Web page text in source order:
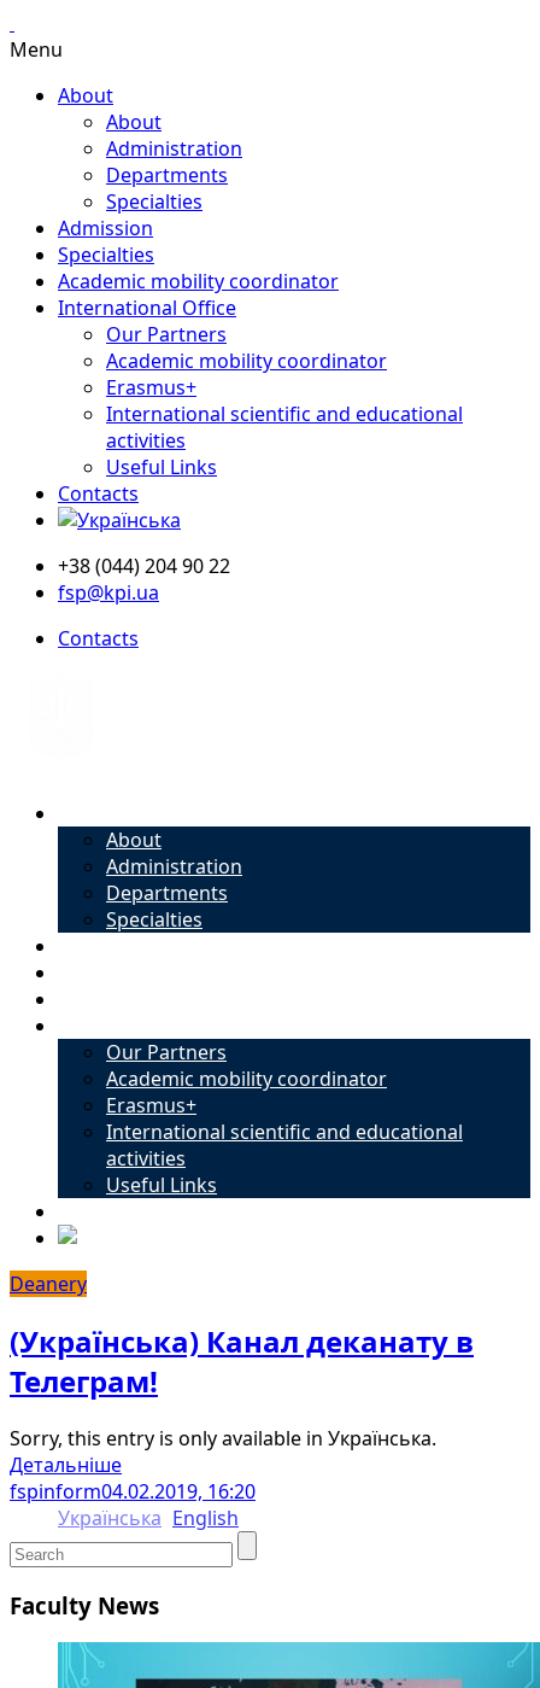
Menu
About
About
Administration
Departments
Specialties
Admission
Specialties
Academic mobility coordinator
International Office
Our Partners
Academic mobility coordinator
Erasmus+
International scientific and educational
activities
Useful Links
Contacts
+38 (044) 204 90 22
fsp@kpi.ua
Contacts
About
Administration
Departments
Specialties
Our Partners
Academic mobility coordinator
Erasmus+
International scientific and educational
activities
Useful Links
Deanery
(Українська) Канал деканату в
Телеграм!
Sorry, this entry is only available in Українська.
Детальніше
fspinform04.02.2019, 16:20
Українська English
Faculty News